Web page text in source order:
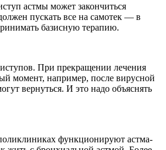
астмы может закончиться
пускать все на самотек — в
базисную терапию.
При прекращении лечения
момент, например, после вирусной
вернуться. И это надо объяснять
функционируют астма-